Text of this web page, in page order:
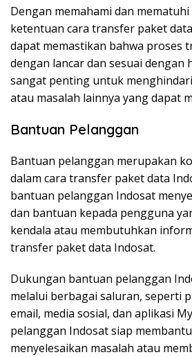
Dengan memahami dan
ketentuan cara transfer paket
dapat memastikan bahwa proses
dengan lancar dan sesuai dengan
sangat penting untuk
atau masalah lainnya yang dapat
Bantuan Pelanggan
Bantuan pelanggan merupakan
dalam cara transfer paket data
bantuan pelanggan Indosat
dan bantuan kepada pengguna
kendala atau membutuhkan
transfer paket data Indosat.
Dukungan bantuan pelanggan
melalui berbagai saluran, seperti
email, media sosial, dan aplikasi
pelanggan Indosat siap
menyelesaikan masalah atau